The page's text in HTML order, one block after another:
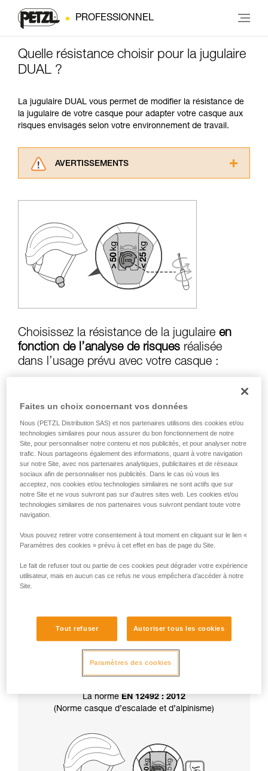
PROFESSIONNEL
Quelle résistance choisir pour la jugulaire
DUAL ?
La jugulaire DUAL vous permet de modifier la résistance de
la jugulaire de votre casque pour adapter votre casque aux
risques envisagés selon votre environnement de travail.
AVERTISSEMENTS
informations de la notice technique pour
pouvoir comprendre ce complément
d’informations.
Maîtriser ces techniques nécessite une
formation et un entraînement spécifique. Validez
avec un professionnel votre capacité à refaire
liées à votre activité. Il peut en exister d’autres
que nous ne décrivons pas ici.
Choisissez la résistance de la jugulaire en
fonction de l’analyse de risques réalisée
dans l’usage prévu avec votre casque :
Risque de perte en cas de chute :jugulaire
en position résistance supérieure à 50 kg
Risque d’étranglement en cas d’accrochage
du casque :jugulaire en position résistance
inférieure à25 kg
Attention, votre casque est livré en position
jugulairedétermine aussi la certificationde
votre casque :
La norme EN 12492 : 2012
(Norme casque d’escalade et d’alpinisme)
Faites un choix concernant vos données
Nous (PETZL Distribution SAS) et nos partenaires utilisons des cookies et/ou
technologies similaires pour nous assurer du bon fonctionnement de notre
Site, pour personnaliser notre contenu et nos publicités, et pour analyser notre
trafic. Nous partageons également des informations, quant à votre navigation
sur notre Site, avec nos partenaires analytiques, publicitaires et de réseaux
sociaux afin de personnaliser nos publicités. Dans le cas où vous les
acceptez, nos cookies et/ou technologies similaires ne sont actifs que sur
notre Site et ne vous suivront pas sur d’autres sites web. Les cookies et/ou
technologies similaires de nos partenaires vous suivront pendant toute votre
navigation.
Vous pouvez retirer votre consentement à tout moment en cliquant sur le lien «
Paramètres des cookies » prévu à cet effet en bas de page du Site.
Le fait de refuser tout ou partie de ces cookies peut dégrader votre expérience
utilisateur, mais en aucun cas ce refus ne vous empêchera d’accéder à notre
Site.
Tout refuser Autoriser tous les cookies
Paramètres des cookies